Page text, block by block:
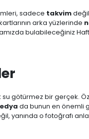
sadece takvim
arka yüzlerinde
bulabileceğiniz
götürmez bir gerçek.
da bunun en önemli
o fotoğrafı